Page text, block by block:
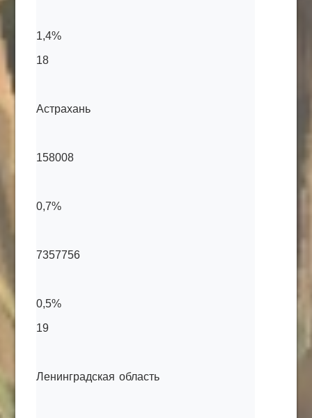
1,4%
18
Астрахань
158008
0,7%
7357756
0,5%
19
Ленинградская область